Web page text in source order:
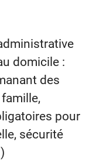
domicile :
des
pour
sécurité